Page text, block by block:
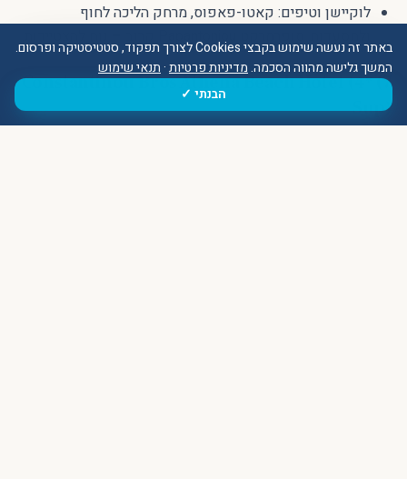
לוקיישן וטיפים: קאטו-פאפוס, מרחק הליכה לחוף
7) Constantinou Bros Athena Beach Hotel (4*
Sup)
באתר זה נעשה שימוש בקבצי Cookies לצורך תפקוד, סטטיסטיקה ופרסום.
המשך גלישה מהווה הסכמה.מדיניות פרטיות·תנאי שימוש
הבנתי ✓